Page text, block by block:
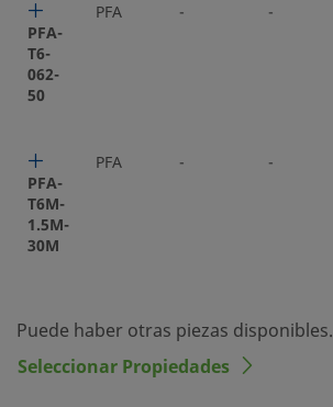
PFA-
T6-
062-
50
PFA - -
PFA-
T6M-
1.5M-
30M
PFA - -
Puede haber otras piezas disponibles.
Seleccionar Propiedades